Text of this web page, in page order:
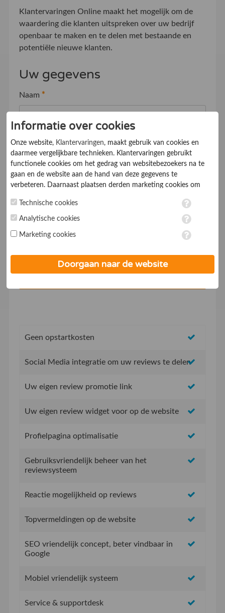
Klantervaringen Online maakt het mogelijk om de
waardering die klanten uitspreken over uw bedrijf
openbaar te maken en te delen met bestaande en
potentiële nieuwe klanten.
Uw gegevens
Naam *
E-mailadres*
Telefoonnummer
Geen opstartkosten
Social Media integratie om uw reviews te delen
Uw eigen review promotie link
Uw eigen review widget voor op de website
Profielpagina optimalisatie
Gebruiksvriendelijk beheer van het
reviewsysteem
Reactie mogelijkheid op reviews
Topvermeldingen op de website
SEO vriendelijk concept, beter vindbaar in
Google
Mobiel vriendelijk systeem
Service & supportdesk
Informatie over cookies
Onze website, Klantervaringen, maakt gebruik van cookies en
daarmee vergelijkbare technieken. Klantervaringen gebruikt
functionele cookies om het gedrag van websitebezoekers na te
gaan en de website aan de hand van deze gegevens te
verbeteren. Daarnaast plaatsen derden marketing cookies om
marketing cookies worden persoonsgegevens verwerkt. Je geeft
toestemming voor deze verwerking wanneer je hieronder een
op ieder moment aanpassen in de
. Lees voor meer
Technische cookies
Analytische cookies
Marketing cookies
Doorgaan naar de website